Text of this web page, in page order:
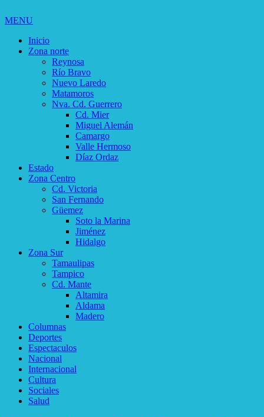
MENU
Inicio
Zona norte
Reynosa
Río Bravo
Nuevo Laredo
Matamoros
Nva. Cd. Guerrero
Cd. Mier
Miguel Alemán
Camargo
Valle Hermoso
Díaz Ordaz
Estado
Zona Centro
Cd. Victoria
San Fernando
Güemez
Soto la Marina
Jiménez
Hidalgo
Zona Sur
Tamaulipas
Tampico
Cd. Mante
Altamira
Aldama
Madero
Columnas
Deportes
Espectaculos
Nacional
Internacional
Cultura
Sociales
Salud